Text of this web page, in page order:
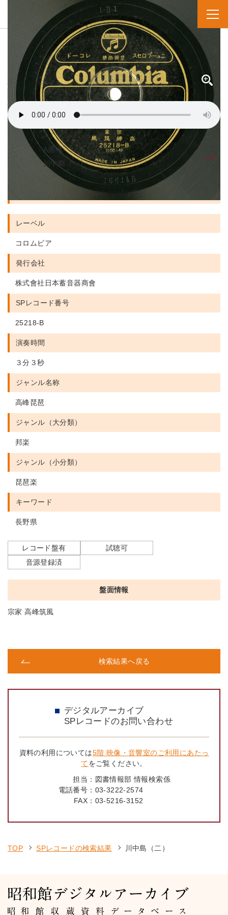
SPレコード
カワナカジマ 2
資料番号：SPH2991301483B
川中島（二）
盤面情報
宗家 高峰筑風
B面
A面へ
川中島（一）
人名・団体名
レーベル
コロムビア
発行会社
株式會社日本蓄音器商會
SPレコード番号
25218-B
演奏時間
３分３秒
ジャンル名称
高峰琵琶
ジャンル（大分類）
邦楽
ジャンル（小分類）
琵琶楽
キーワード
長野県
レコード盤有
試聴可
音源登録済
検索結果へ戻る
デジタルアーカイブ
SPレコードのお問い合わせ
資料の利用については5階 映像・音響室のご利用にあたっ
てをご覧ください。
担当： 図書情報部 情報検索係
電話番号： 03-3222-2574
FAX： 03-5216-3152
TOP SPレコードの検索結果 川中島（二）